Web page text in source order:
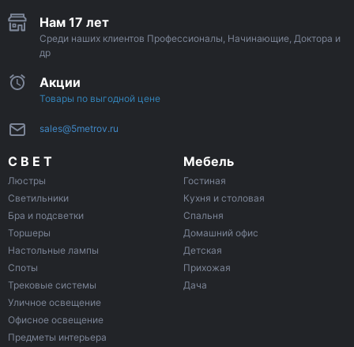
Нам 17 лет
Среди наших клиентов Профессионалы, Начинающие, Доктора и
др
Акции
Товары по выгодной цене
sales@5metrov.ru
С В Е Т
Люстры
Светильники
Бра и подсветки
Торшеры
Настольные лампы
Споты
Трековые системы
Уличное освещение
Офисное освещение
Предметы интерьера
Мебель
Гостиная
Кухня и столовая
Спальня
Домашний офис
Детская
Прихожая
Дача